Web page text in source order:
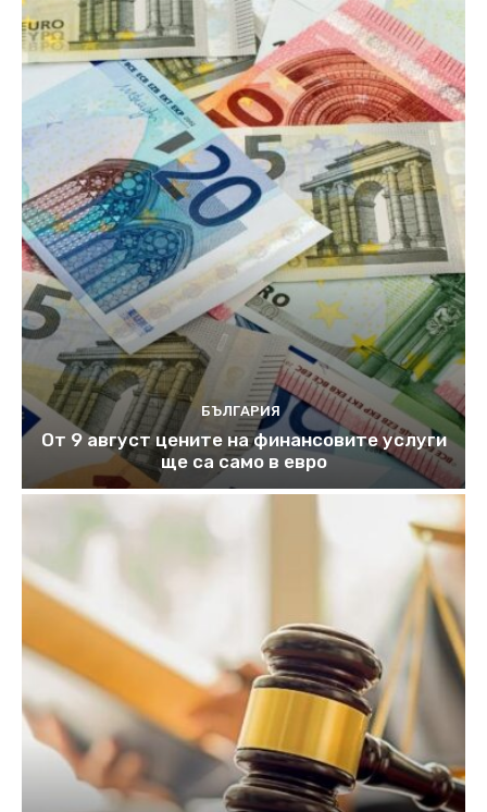
БЪЛГАРИЯ
От 9 август цените на финансовите услуги
ще са само в евро